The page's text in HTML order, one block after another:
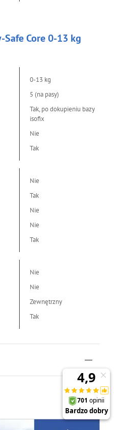
Safe Core 0-13 kg
0-13 kg
5 (na pasy)
Tak, po dokupieniu bazy
isofix
Nie
Tak
Nie
Tak
Nie
Nie
Tak
Nie
Nie
Zewnętrzny
Tak